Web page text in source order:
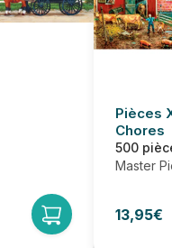
Pièces
Chores
500
Master
13,95€